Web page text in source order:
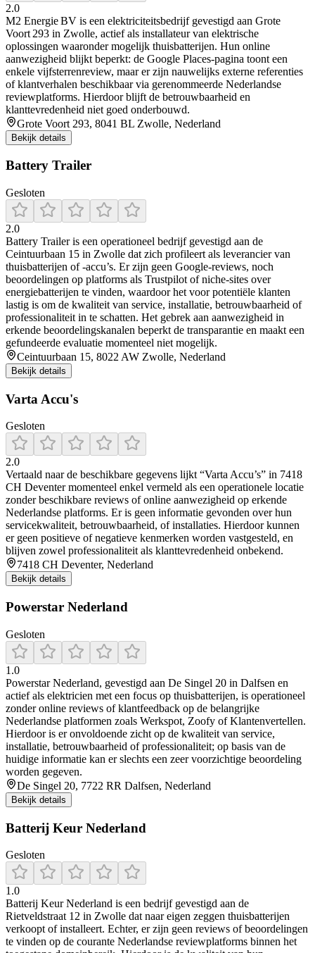
2.0
M2 Energie BV is een elektriciteitsbedrijf gevestigd aan Grote
Voort 293 in Zwolle, actief als installateur van elektrische
oplossingen waaronder mogelijk thuisbatterijen. Hun online
aanwezigheid blijkt beperkt: de Google Places-pagina toont een
enkele vijfsterrenreview, maar er zijn nauwelijks externe referenties
of klantverhalen beschikbaar via gerenommeerde Nederlandse
reviewplatforms. Hierdoor blijft de betrouwbaarheid en
klanttevredenheid niet goed onderbouwd.
Grote Voort 293, 8041 BL Zwolle, Nederland
Bekijk details
Battery Trailer
Gesloten
2.0
Battery Trailer is een operationeel bedrijf gevestigd aan de
Ceintuurbaan 15 in Zwolle dat zich profileert als leverancier van
thuisbatterijen of -accu’s. Er zijn geen Google-reviews, noch
beoordelingen op platforms als Trustpilot of niche-sites over
energiebatterijen te vinden, waardoor het voor potentiële klanten
lastig is om de kwaliteit van service, installatie, betrouwbaarheid of
professionaliteit in te schatten. Het gebrek aan aanwezigheid in
erkende beoordelingskanalen beperkt de transparantie en maakt een
gefundeerde evaluatie momenteel niet mogelijk.
Ceintuurbaan 15, 8022 AW Zwolle, Nederland
Bekijk details
Varta Accu's
Gesloten
2.0
Vertaald naar de beschikbare gegevens lijkt “Varta Accu’s” in 7418
CH Deventer momenteel enkel vermeld als een operationele locatie
zonder beschikbare reviews of online aanwezigheid op erkende
Nederlandse platforms. Er is geen informatie gevonden over hun
servicekwaliteit, betrouwbaarheid, of installaties. Hierdoor kunnen
er geen positieve of negatieve kenmerken worden vastgesteld, en
blijven zowel professionaliteit als klanttevredenheid onbekend.
7418 CH Deventer, Nederland
Bekijk details
Powerstar Nederland
Gesloten
1.0
Powerstar Nederland, gevestigd aan De Singel 20 in Dalfsen en
actief als elektricien met een focus op thuisbatterijen, is operationeel
zonder online reviews of klantfeedback op de belangrijke
Nederlandse platformen zoals Werkspot, Zoofy of Klantenvertellen.
Hierdoor is er onvoldoende zicht op de kwaliteit van service,
installatie, betrouwbaarheid of professionaliteit; op basis van de
huidige informatie kan er slechts een zeer voorzichtige beoordeling
worden gegeven.
De Singel 20, 7722 RR Dalfsen, Nederland
Bekijk details
Batterij Keur Nederland
Gesloten
1.0
Batterij Keur Nederland is een bedrijf gevestigd aan de
Rietveldstraat 12 in Zwolle dat naar eigen zeggen thuisbatterijen
verkoopt of installeert. Echter, er zijn geen reviews of beoordelingen
te vinden op de courante Nederlandse reviewplatforms binnen het